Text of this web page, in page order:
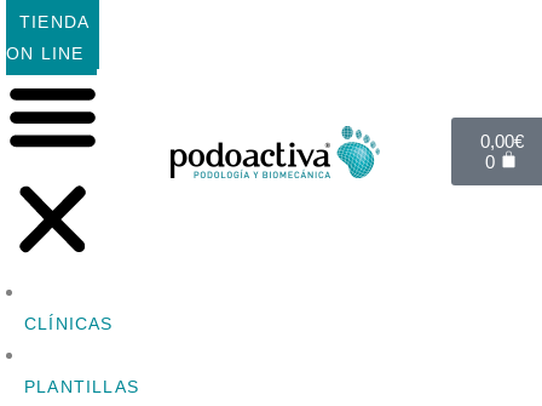
TIENDA
ON LINE
CLÍNICAS
PLANTILLAS
0,00€
0